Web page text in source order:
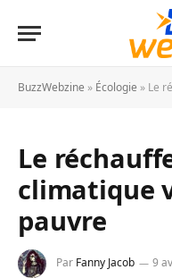
BuzzWebzine » Écologie » Le
Le
climatique
pauvre
Par Fanny Jacob 9